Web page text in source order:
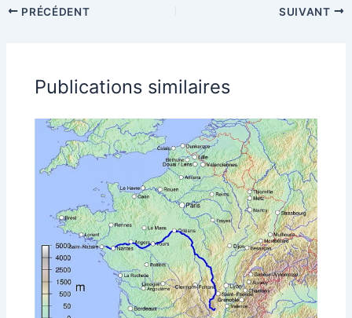
PRÉCÉDENT SUIVANT
Publications similaires